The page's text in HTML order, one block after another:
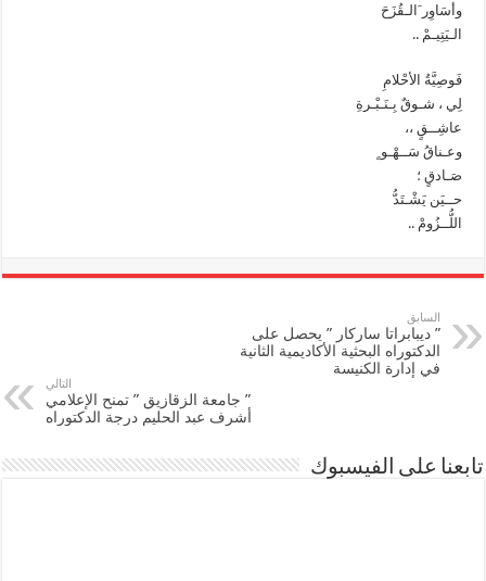
وأسَاوِر َالـقُزَحَ
الـيَتِيـمْ ..
فَوصِيَّةُ الأحْلامِ
لِي ، شـوقٌ بِـنَـبْـرةِ
عاشِــقٍ ،،
وعـناقُ سَــهْـو ٍ
صَـادقٍ ؛
حــيَن يَشْـتَدُّ
اللُّــزُومْ ..
السابق
” ديبابراتا ساركار ” يحصل على
الدكتوراه البحثية الأكاديمية الثانية
في إدارة الكنيسة
التالي
” جامعة الزقازيق ” تمنح الإعلامي
أشرف عبد الحليم درجة الدكتوراه
تابعنا على الفيسبوك